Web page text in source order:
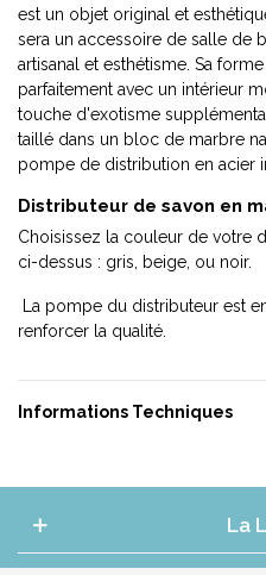
est un objet original et
sera un accessoire de salle de
artisanal et esthétisme. Sa
parfaitement avec un intérieur
touche d'exotisme
taillé dans un bloc de marbre
pompe de distribution en acier
Distributeur de savon en
Choisissez la couleur de votre
ci-dessus : gris, beige, ou noir.
La pompe du distributeur est
renforcer la qualité.
Informations Techniques
La